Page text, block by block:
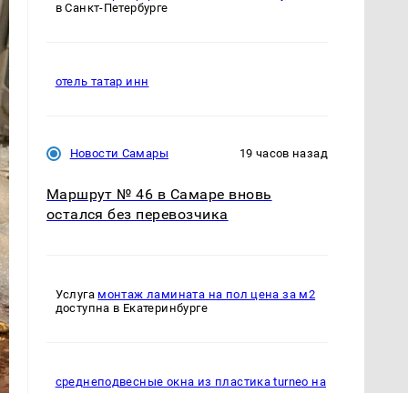
в Санкт-Петербурге
отель татар инн
Новости Самары 19 часов назад
Маршрут № 46 в Самаре вновь
остался без перевозчика
Услуга монтаж ламината на пол цена за м2
доступна в Екатеринбурге
среднеподвесные окна из пластика turneo на